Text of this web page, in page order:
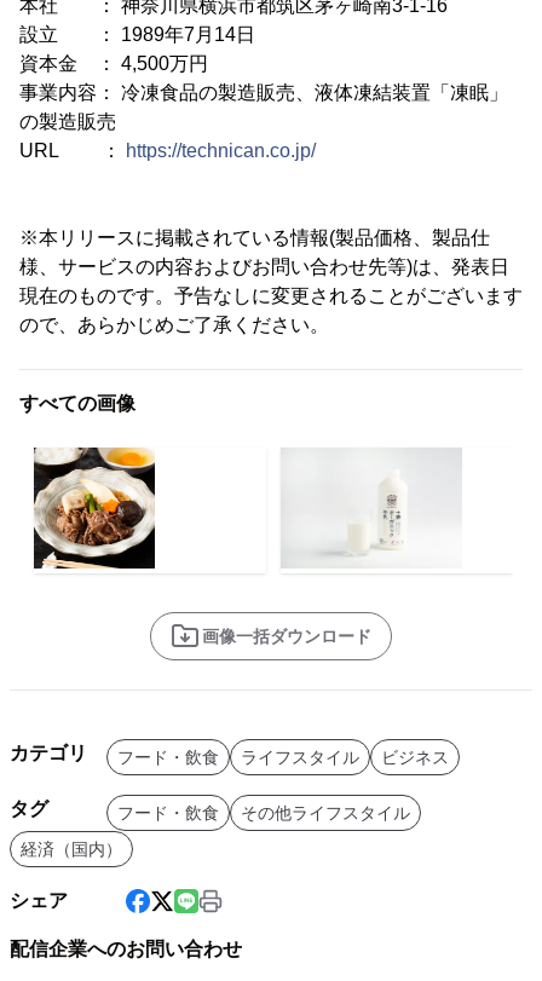
本社 ： 神奈川県横浜市都筑区茅ヶ崎南3-1-16
設立 ： 1989年7月14日
資本金 ： 4,500万円
事業内容： 冷凍食品の製造販売、液体凍結装置「凍眠」
の製造販売
URL ：
https://technican.co.jp/
※本リリースに掲載されている情報(製品価格、製品仕
様、サービスの内容およびお問い合わせ先等)は、発表日
現在のものです。予告なしに変更されることがございます
ので、あらかじめご了承ください。
すべての画像
画像一括ダウンロード
カテゴリ フード・飲食 ライフスタイル ビジネス
タグ フード・飲食
その他ライフスタイル
経済（国内）
シェア
配信企業へのお問い合わせ